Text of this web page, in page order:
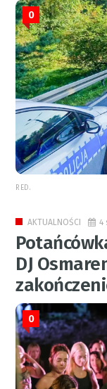
0
RED.
AKTUALNOŚCI 4
DJ
0